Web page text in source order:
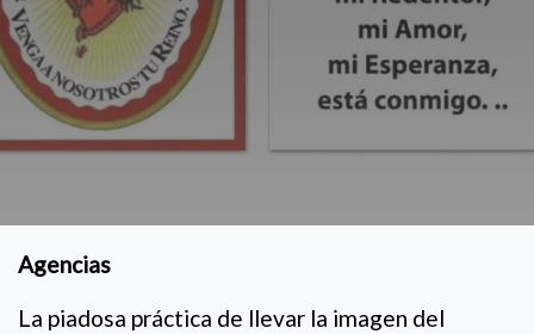
Agencias
La piadosa práctica de llevar la imagen del